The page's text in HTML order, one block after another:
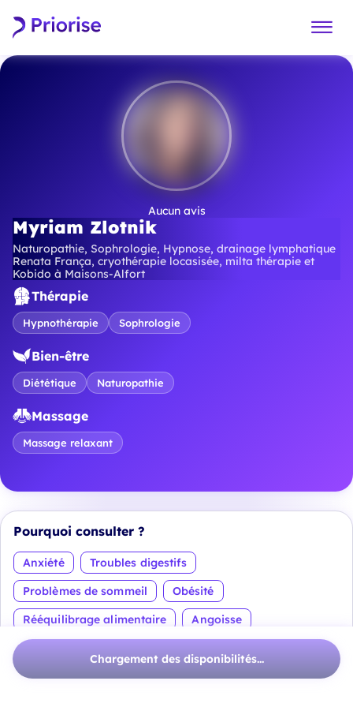
Aucun avis
Myriam Zlotnik
Naturopathie, Sophrologie, Hypnose, drainage lymphatique
Renata França, cryothérapie locasisée, milta thérapie et
Kobido à Maisons-Alfort
Thérapie
Hypnothérapie Sophrologie
Bien-être
Diététique Naturopathie
Massage
Massage relaxant
Pourquoi consulter ?
Anxiété
Troubles digestifs
Problèmes de sommeil
Obésité
Rééquilibrage alimentaire
Angoisse
Voir plus
À propos
Chargement des disponibilités...